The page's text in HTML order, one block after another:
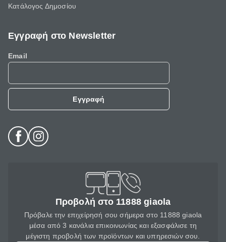
Κατάλογος Δημοσίου
Εγγραφή στο Newsletter
Email
Εγγραφή
Προβολή στο 11888 giaola
Πρόβαλε την επιχείρησή σου σήμερα στο 11888 giaola
μέσα από 3 κανάλια επικοινωνίας και εξασφάλισε τη
μέγιστη προβολή των προϊόντων και υπηρεσιών σου.